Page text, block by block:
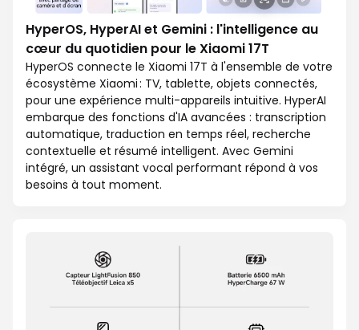
HyperOS, HyperAI et Gemini : l'intelligence au
cœur du quotidien pour le Xiaomi 17T
HyperOS connecte le Xiaomi 17T à l'ensemble de votre
écosystème Xiaomi : TV, tablette, objets connectés,
pour une expérience multi-appareils intuitive. HyperAI
embarque des fonctions d'IA avancées : transcription
automatique, traduction en temps réel, recherche
contextuelle et résumé intelligent. Avec Gemini
intégré, un assistant vocal performant répond à vos
besoins à tout moment.